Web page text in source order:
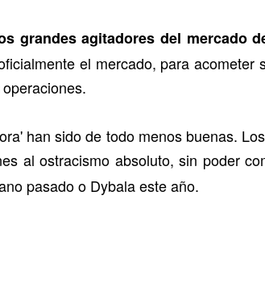
grandes agitadores del mercado
el mercado, para
han sido de todo menos buenas.
al ostracismo absoluto, sin poder
pasado o Dybala este año.